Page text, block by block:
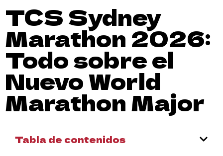
TCS Sydney
Marathon 2026:
Todo sobre el
Nuevo World
Marathon Major
Tabla de contenidos